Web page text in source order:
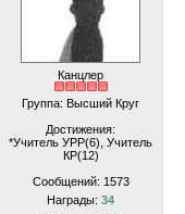
Канцлер
Группа: Высший Круг
Достижения:
*Учитель УРР(6), Учитель
КР(12)
Сообщений: 1573
Награды: 34